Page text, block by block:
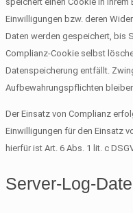
Einwilligungen bzw. deren
Daten werden gespeichert, bis
Complianz-Cookie selbst
Datenspeicherung entfällt.
Aufbewahrungspflichten
Der Einsatz von Complianz
Einwilligungen für den Einsatz
hierfür ist Art. 6 Abs. 1 lit. c
Server-Log-